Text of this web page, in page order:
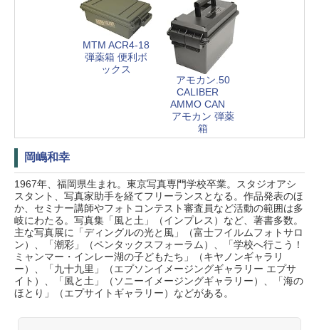
MTM ACR4-18
弾薬箱 便利ボ
ックス
アモカン.50
CALIBER
AMMO CAN
アモカン 弾薬
箱
岡嶋和幸
1967年、福岡県生まれ。東京写真専門学校卒業。スタジオアシ
スタント、写真家助手を経てフリーランスとなる。作品発表のほ
か、セミナー講師やフォトコンテスト審査員など活動の範囲は多
岐にわたる。写真集「風と土」（インプレス）など、著書多数。
主な写真展に「ディングルの光と風」（富士フイルムフォトサロ
ン）、「潮彩」（ペンタックスフォーラム）、「学校へ行こう！
ミャンマー・インレー湖の子どもたち」（キヤノンギャラリ
ー）、「九十九里」（エプソンイメージングギャラリー エプサ
イト）、「風と土」（ソニーイメージングギャラリー）、「海の
ほとり」（エプサイトギャラリー）などがある。